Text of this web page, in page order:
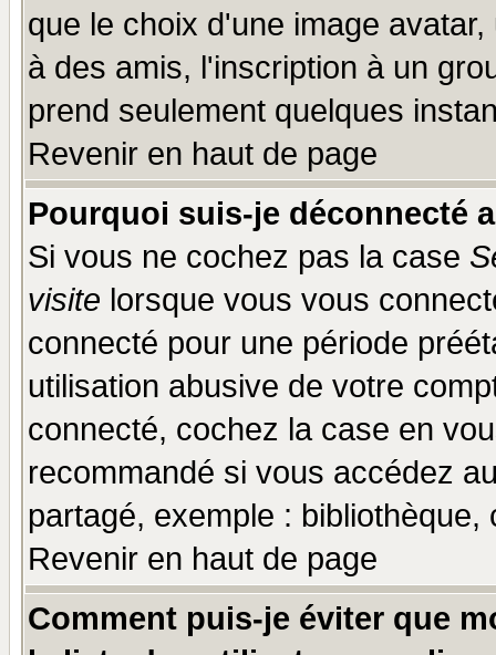
que le choix d'une image
à des amis, l'inscription à un
prend seulement quelques
Revenir en haut de page
Pourquoi suis-je déconnecté
Si vous ne cochez pas la case
visite lorsque vous vous
connecté pour une période
utilisation abusive de votre
connecté, cochez la case en
recommandé si vous accédez
partagé, exemple :
Revenir en haut de page
Comment puis-je éviter que